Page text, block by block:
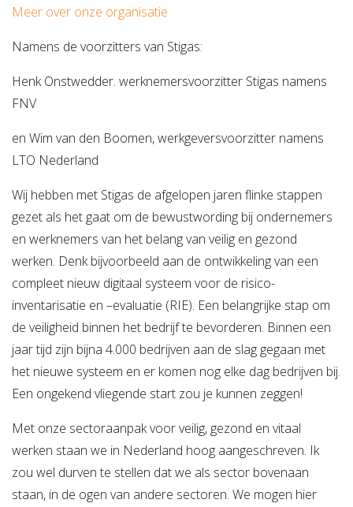
Veilig op 1 week 2019
Meer over onze organisatie
Namens de voorzitters van Stigas:
Henk Onstwedder. werknemersvoorzitter Stigas namens
FNV
en Wim van den Boomen, werkgeversvoorzitter namens
LTO Nederland
Wij hebben met Stigas de afgelopen jaren flinke stappen
gezet als het gaat om de bewustwording bij ondernemers
en werknemers van het belang van veilig en gezond
werken. Denk bijvoorbeeld aan de ontwikkeling van een
compleet nieuw digitaal systeem voor de risico-
inventarisatie en –evaluatie (RIE). Een belangrijke stap om
de veiligheid binnen het bedrijf te bevorderen. Binnen een
jaar tijd zijn bijna 4.000 bedrijven aan de slag gegaan met
het nieuwe systeem en er komen nog elke dag bedrijven bij.
Een ongekend vliegende start zou je kunnen zeggen!
Met onze sectoraanpak voor veilig, gezond en vitaal
werken staan we in Nederland hoog aangeschreven. Ik
zou wel durven te stellen dat we als sector bovenaan
staan, in de ogen van andere sectoren. We mogen hier